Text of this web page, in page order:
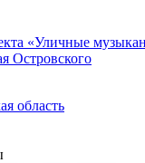
«Уличные
Островского
область